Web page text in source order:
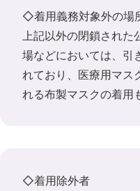
◇着用義務対象外の場
上記以外の閉鎖され
場などにおいては、引
れており、医療用マス
れる布製マスクの着用
◇着用除外者